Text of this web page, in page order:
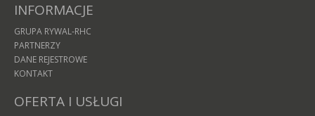
INFORMACJE
GRUPA RYWAL-RHC
PARTNERZY
DANE REJESTROWE
KONTAKT
OFERTA I USŁUGI